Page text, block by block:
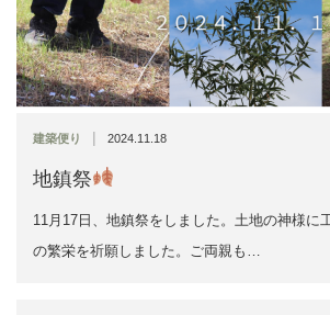
建築便り | 2024.11.18
地鎮祭
11月17日、地鎮祭をしました。土地の神様に
の繁栄を祈願しました。ご両親も…